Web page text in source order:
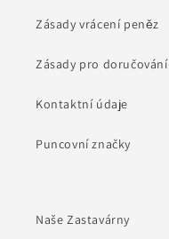
Zásady vrácení peněz
Zásady pro doručování
Kontaktní údaje
Puncovní značky
Naše Zastavárny